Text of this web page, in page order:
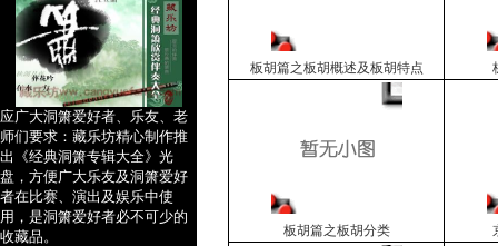
应广大洞箫爱好者、乐友、老
师们要求：藏乐坊精心制作推
出《经典洞箫专辑大全》光
盘，方便广大乐友及洞箫爱好
者在比赛、演出及娱乐中使
用，是洞箫爱好者必不可少的
收藏品。
板胡篇之板胡概述及板胡特点
板胡篇之板胡分类